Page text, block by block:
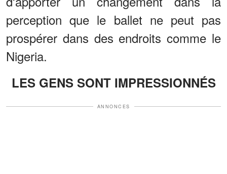
perception que le ballet ne peut pas
prospérer dans des endroits comme le
Nigeria.
LES GENS SONT IMPRESSIONNÉS
ANNONCES